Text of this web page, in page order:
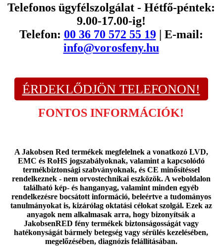
Telefonos ügyfélszolgálat - Hétfő-péntek:
9.00-17.00-ig!
Telefon: 00 36 70 572 55 19| E-mail:
info@vorosfeny.hu
ÉRDEKLŐDJÖN TELEFONON!
FONTOS INFORMÁCIÓK!
A Jakobsen Red termékek megfelelnek a vonatkozó LVD,
EMC és RoHS jogszabályoknak, valamint a kapcsolódó
termékbiztonsági szabványoknak, és CE minősítéssel
rendelkeznek - nem orvostechnikai eszközök. A weboldalon
található kép- és hanganyag, valamint minden egyéb
rendelkezésre bocsátott információ, beleértve a tudományos
tanulmányokat is, kizárólag oktatási célokat szolgál. Ezek az
anyagok nem alkalmasak arra, hogy bizonyítsák a
JakobsenRED fény termékek biztonságosságát vagy
hatékonyságát bármely betegség vagy sérülés kezelésében,
megelőzésében, diagnózis felállításában.